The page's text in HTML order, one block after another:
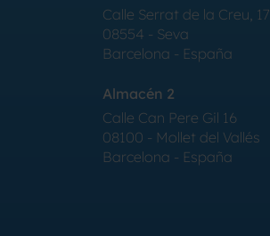
Calle Serrat de la Creu, 17
08554 - Seva
Barcelona - España
Almacén 2
Calle Can Pere Gil 16
08100 - Mollet del Vallés
Barcelona - España